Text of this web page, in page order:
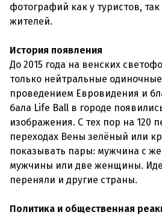
фотографий как у туристов,
жителей.
История появления
До 2015 года на венских
только нейтральные
проведением Евровидения и
бала Life Ball в городе
изображения. С тех пор на 120
переходах Вены зелёный или
показывать пары: мужчина с
мужчины или две женщины.
переняли и другие страны.
Политика и общественная